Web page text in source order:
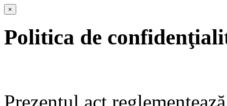
×
Politica de
Prezentul act